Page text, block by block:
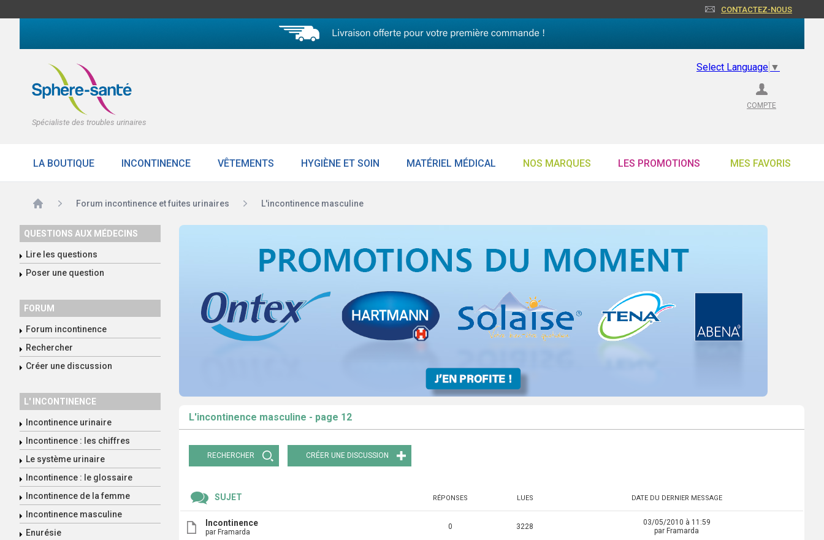
CONTACTEZ-NOUS
Spécialiste des troubles urinaires
Select Language ▼
COMPTE
LA BOUTIQUE INCONTINENCE VÊTEMENTS HYGIÈNE ET SOIN MATÉRIEL MÉDICAL NOS MARQUES LES PROMOTIONS MES FAVORIS
Accueil Forum incontinence et fuites urinaires L'incontinence masculine
QUESTIONS AUX MÉDECINS
Lire les questions
Poser une question
FORUM
Forum incontinence
Rechercher
Créer une discussion
L' INCONTINENCE
Incontinence urinaire
Incontinence : les chiffres
Le système urinaire
Incontinence : le glossaire
Incontinence de la femme
Incontinence masculine
Enurésie
L'incontinence masculine - page 12
RECHERCHER CRÉER UNE DISCUSSION
SUJET RÉPONSES LUES DATE DU DERNIER MESSAGE
Incontinence
par Framarda
0 3228
03/05/2010 à 11:59
par Framarda